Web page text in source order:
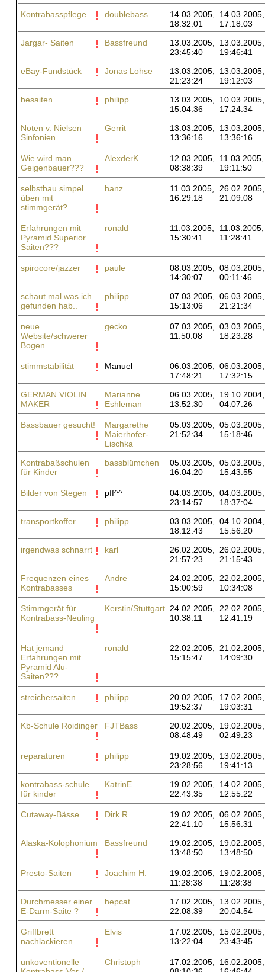
Kontrabasspflege doublebass
14.03.2005,
18:32:01
14.03.2005,
17:18:03
Jargar- Saiten
Bassfreund
13.03.2005,
23:45:40
13.03.2005,
19:46:41
eBay-Fundstück
Jonas Lohse
13.03.2005,
21:23:24
13.03.2005,
19:12:03
besaiten
philipp
13.03.2005,
15:04:36
10.03.2005,
17:24:34
Noten v. Nielsen
Sinfonien
Gerrit
13.03.2005,
13:36:16
13.03.2005,
13:36:16
Wie wird man
Geigenbauer???
AlexderK
12.03.2005,
08:38:39
11.03.2005,
19:11:50
selbstbau simpel.
üben mit
stimmgerät?
hanz
11.03.2005,
16:29:18
26.02.2005,
21:09:08
Erfahrungen mit
Pyramid Superior
Saiten???
ronald
11.03.2005,
15:30:41
11.03.2005,
11:28:41
spirocore/jazzer paule
08.03.2005,
14:30:07
08.03.2005,
00:11:46
schaut mal was ich
gefunden hab..
philipp
07.03.2005,
15:13:06
06.03.2005,
21:21:34
neue
Website/schwerer
Bogen
gecko
07.03.2005,
11:50:08
03.03.2005,
18:23:28
stimmstabilität Manuel
06.03.2005,
17:48:21
06.03.2005,
17:32:15
GERMAN VIOLIN
MAKER
Marianne
Eshleman
06.03.2005,
13:52:30
19.10.2004,
04:07:26
Bassbauer gesucht!
Margarethe
Maierhofer-
Lischka
05.03.2005,
21:52:34
05.03.2005,
15:18:46
Kontrabaßschulen
für Kinder
bassblümchen
05.03.2005,
16:04:20
05.03.2005,
15:43:55
Bilder von Stegen pff^^
04.03.2005,
23:14:57
04.03.2005,
18:37:04
transportkoffer
philipp
03.03.2005,
18:12:43
04.10.2004,
15:56:20
irgendwas schnarrt
karl
26.02.2005,
21:57:23
26.02.2005,
21:15:43
Frequenzen eines
Kontrabasses
Andre
24.02.2005,
15:00:59
22.02.2005,
10:34:08
Stimmgerät für
Kontrabass-Neuling
Kerstin/Stuttgart 24.02.2005,
10:38:11
22.02.2005,
12:41:19
Hat jemand
Erfahrungen mit
Pyramid Alu-
Saiten???
ronald
22.02.2005,
15:15:47
21.02.2005,
14:09:30
streichersaiten philipp
20.02.2005,
19:52:37
17.02.2005,
19:03:31
Kb-Schule Roidinger
FJTBass
20.02.2005,
08:48:49
19.02.2005,
02:49:23
reparaturen philipp
19.02.2005,
23:28:56
13.02.2005,
19:41:13
kontrabass-schule
für kinder
KatrinE
19.02.2005,
22:43:35
14.02.2005,
12:55:22
Cutaway-Bässe Dirk R.
19.02.2005,
22:41:10
06.02.2005,
15:56:31
Alaska-Kolophonium
Bassfreund
19.02.2005,
13:48:50
19.02.2005,
13:48:50
Presto-Saiten Joachim H.
19.02.2005,
11:28:38
19.02.2005,
11:28:38
Durchmesser einer
E-Darm-Saite ?
hepcat
17.02.2005,
22:08:39
13.02.2005,
20:04:54
Griffbrett
nachlackieren
Elvis
17.02.2005,
13:22:04
15.02.2005,
23:43:45
unkoventionelle
Christoph
17.02.2005,
16.02.2005,